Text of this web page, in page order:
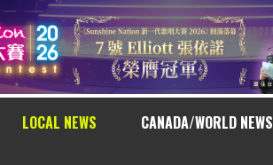
LOCAL NEWS CANADA/WORLD NEWS